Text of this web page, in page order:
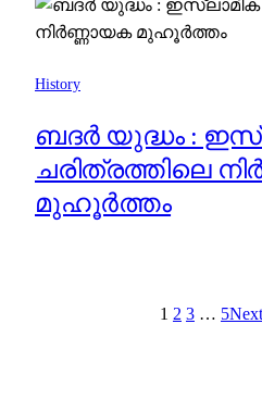
History
ബദർ യുദ്ധം :
ചരിത്രത്തിലെ
മുഹൂർത്തം
1 2 3 … 5